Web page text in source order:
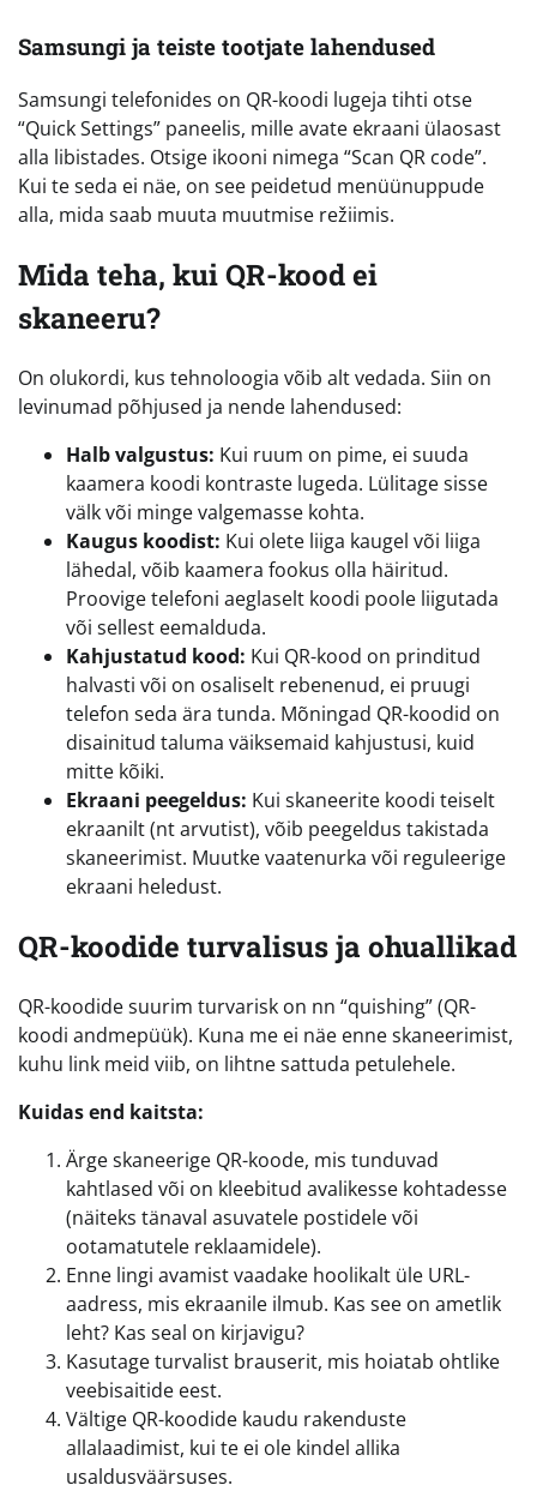
Samsungi ja teiste tootjate lahendused
Samsungi telefonides on QR-koodi lugeja tihti otse
“Quick Settings” paneelis, mille avate ekraani ülaosast
alla libistades. Otsige ikooni nimega “Scan QR code”.
Kui te seda ei näe, on see peidetud menüünuppude
alla, mida saab muuta muutmise režiimis.
Mida teha, kui QR-kood ei
skaneeru?
On olukordi, kus tehnoloogia võib alt vedada. Siin on
levinumad põhjused ja nende lahendused:
Halb valgustus: Kui ruum on pime, ei suuda
kaamera koodi kontraste lugeda. Lülitage sisse
välk või minge valgemasse kohta.
Kaugus koodist: Kui olete liiga kaugel või liiga
lähedal, võib kaamera fookus olla häiritud.
Proovige telefoni aeglaselt koodi poole liigutada
või sellest eemalduda.
Kahjustatud kood: Kui QR-kood on prinditud
halvasti või on osaliselt rebenenud, ei pruugi
telefon seda ära tunda. Mõningad QR-koodid on
disainitud taluma väiksemaid kahjustusi, kuid
mitte kõiki.
Ekraani peegeldus: Kui skaneerite koodi teiselt
ekraanilt (nt arvutist), võib peegeldus takistada
skaneerimist. Muutke vaatenurka või reguleerige
ekraani heledust.
QR-koodide turvalisus ja ohuallikad
QR-koodide suurim turvarisk on nn “quishing” (QR-
koodi andmepüük). Kuna me ei näe enne skaneerimist,
kuhu link meid viib, on lihtne sattuda petulehele.
Kuidas end kaitsta:
Ärge skaneerige QR-koode, mis tunduvad
kahtlased või on kleebitud avalikesse kohtadesse
(näiteks tänaval asuvatele postidele või
ootamatutele reklaamidele).
Enne lingi avamist vaadake hoolikalt üle URL-
aadress, mis ekraanile ilmub. Kas see on ametlik
leht? Kas seal on kirjavigu?
Kasutage turvalist brauserit, mis hoiatab ohtlike
veebisaitide eest.
Vältige QR-koodide kaudu rakenduste
allalaadimist, kui te ei ole kindel allika
usaldusväärsuses.